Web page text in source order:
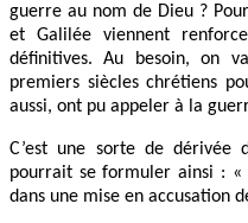
guerre au nom de Dieu ?
et Galilée viennent
définitives. Au besoin, on
premiers siècles chrétiens
aussi, ont pu appeler à la
C’est une sorte de
pourrait se formuler ainsi : «
dans une mise en accusation